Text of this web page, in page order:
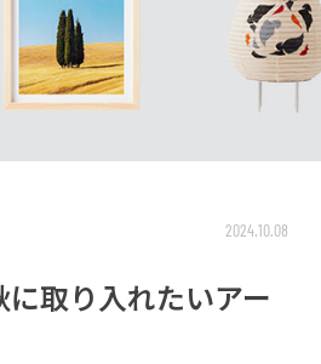
2024.10.08
取り入れたいアー